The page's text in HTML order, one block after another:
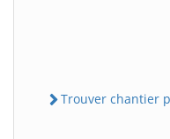
Trouver chantier